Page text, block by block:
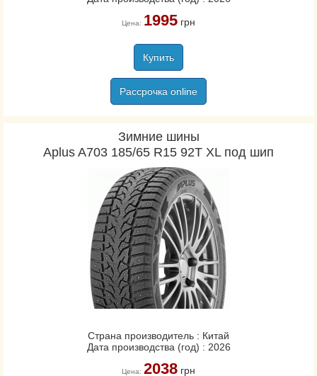
Цена: 1995грн
Купить
Рассрочка online
Зимние шины
Aplus A703 185/65 R15 92T XL под шип
Страна производитель : Китай
Дата производства (год) : 2026
Цена: 2038грн